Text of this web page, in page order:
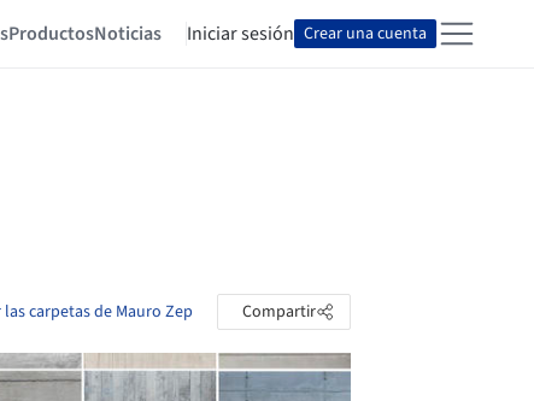
ProductosNoticias Iniciar sesión Crear una cuenta
las carpetas de Mauro Zep Compartir